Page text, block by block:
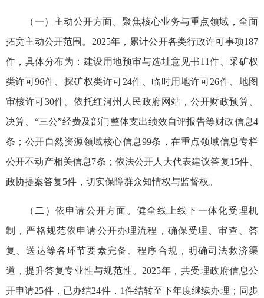
（一）主动公开方面。聚焦核心业务与重点领域，全面
拓宽主动公开范围。2025年，累计公开各类行政许可事项187
件，具体分布为：建设用地预审与选址意见书11件、采矿权
类许可96件、探矿权类许可24件、临时用地许可26件、地图
审核许可30件。依托红河州人民政府网站，公开财政预算、
决算、“三公”经费及部门整体支出绩效自评报告等财政信息4
条；公开自然资源领域核心信息99条，在重点领域信息专栏
公开不动产相关信息7条；依法公开人大代表建议答复15件、
政协提案答复5件，切实保障群众知情权与监督权。
（二）依申请公开方面。健全线上线下一体化受理机
制，严格规范依申请公开办理流程，确保受理、审查、答
复、送达等各环节要素完备、程序合规，明确司法救济渠
道，提升答复专业性与规范性。2025年，共受理政府信息公
开申请25件，已办结24件，1件结转至下年度继续办理；同步